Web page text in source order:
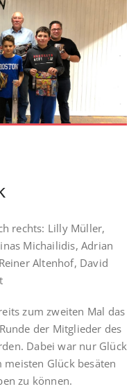
rechts: Lilly Müller,
Michailidis, Adrian
Altenhof, David
zum zweiten Mal das
der Mitglieder des
Dabei war nur Glück
Glück besäten
zu können.